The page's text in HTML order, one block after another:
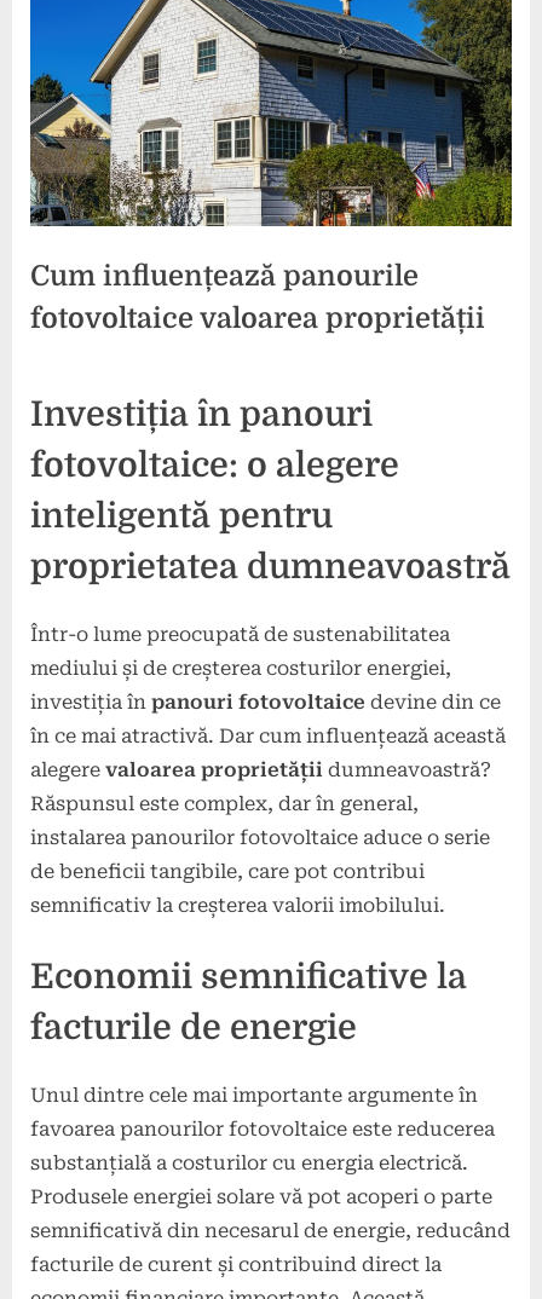
Cum influențează panourile
fotovoltaice valoarea proprietății
on
noiembrie
2024
Investiția în panouri
fotovoltaice: o alegere
inteligentă pentru
proprietatea dumneavoastră
Într-o lume preocupată de sustenabilitatea
mediului și de creșterea costurilor energiei,
investiția în panouri fotovoltaice devine din ce
în ce mai atractivă. Dar cum influențează această
alegere valoarea proprietății dumneavoastră?
Răspunsul este complex, dar în general,
instalarea panourilor fotovoltaice aduce o serie
de beneficii tangibile, care pot contribui
semnificativ la creșterea valorii imobilului.
Economii semnificative la
facturile de energie
Unul dintre cele mai importante argumente în
favoarea panourilor fotovoltaice este reducerea
substanțială a costurilor cu energia electrică.
Produsele energiei solare vă pot acoperi o parte
semnificativă din necesarul de energie, reducând
facturile de curent și contribuind direct la